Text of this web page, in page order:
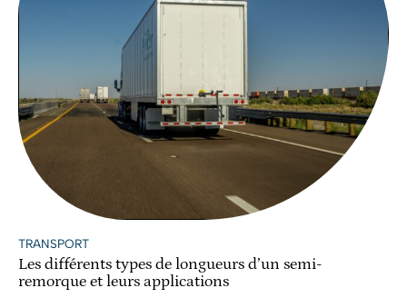
TRANSPORT
Les différents types de longueurs d’un semi-
remorque et leurs applications